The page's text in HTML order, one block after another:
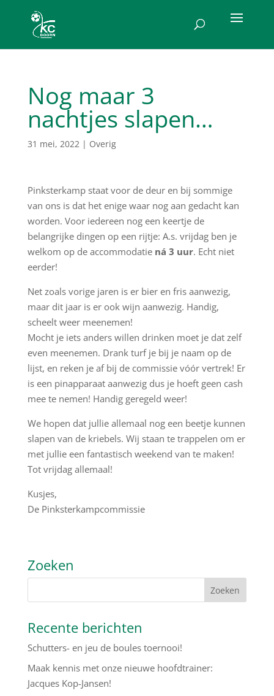
Nog maar 3
nachtjes slapen…
31 mei, 2022| Overig
Pinksterkamp staat voor de deur en bij sommige
van ons is dat het enige waar nog aan gedacht kan
worden. Voor iedereen nog een keertje de
belangrijke dingen op een rijtje: A.s. vrijdag ben je
welkom op de accommodatie ná 3 uur. Echt niet
eerder!
Net zoals vorige jaren is er bier en fris aanwezig,
maar dit jaar is er ook wijn aanwezig. Handig,
scheelt weer meenemen!
Mocht je iets anders willen drinken moet je dat zelf
even meenemen. Drank turf je bij je naam op de
lijst, en reken je af bij de commissie vóór vertrek! Er
is een pinapparaat aanwezig dus je hoeft geen cash
mee te nemen! Handig geregeld weer!
We hopen dat jullie allemaal nog een beetje kunnen
slapen van de kriebels. Wij staan te trappelen om er
met jullie een fantastisch weekend van te maken!
Tot vrijdag allemaal!
Kusjes,
De Pinksterkampcommissie
Zoeken
Recente berichten
Schutters- en jeu de boules toernooi!
Maak kennis met onze nieuwe hoofdtrainer:
Jacques Kop-Jansen!